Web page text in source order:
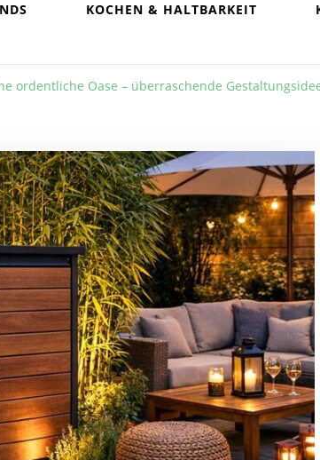
KOCHEN & HALTBARKEIT
ordentliche Oase – überraschende